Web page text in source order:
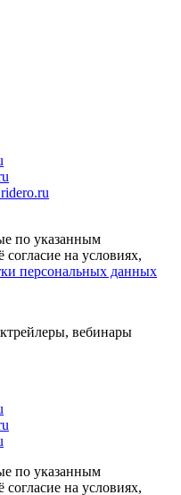
по указанным
на условиях,
персональных данных
вебинары
по указанным
на условиях,